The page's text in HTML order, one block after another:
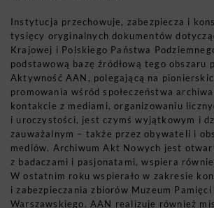
Instytucja przechowuje, zabezpiecza i
tysięcy oryginalnych dokumentów
Krajowej i Polskiego Państwa
podstawową bazę źródłową tego obszaru
Aktywność AAN, polegającą na
promowania wśród społeczeństwa
kontakcie z mediami, organizowaniu
i uroczystości, jest czymś wyjątkowym i
zauważalnym – także przez obywateli i
mediów. Archiwum Akt Nowych jest
z badaczami i pasjonatami, wspiera
W ostatnim roku wspierało w zakresie
i zabezpieczania zbiorów Muzeum
Warszawskiego. AAN realizuje również